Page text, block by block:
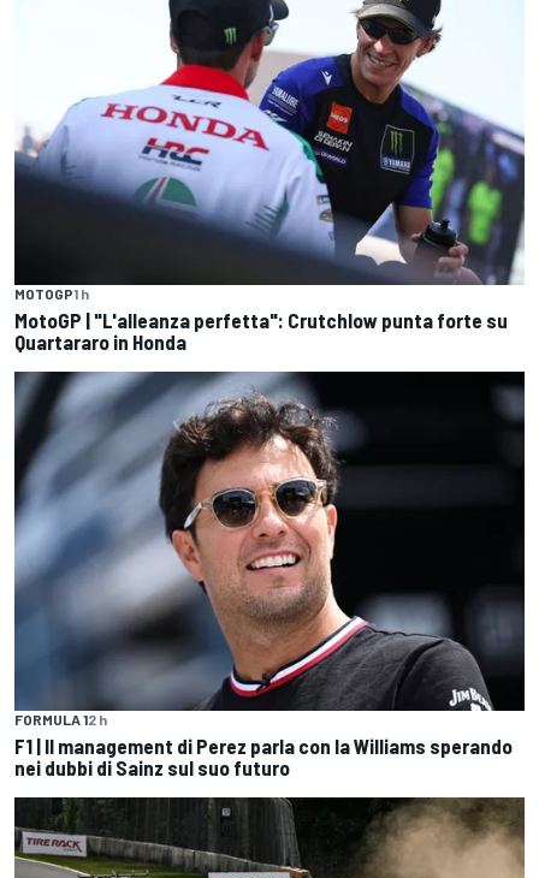
MOTOGP1 h
MotoGP | "L'alleanza perfetta": Crutchlow punta forte su
Quartararo in Honda
FORMULA 12 h
F1 | Il management di Perez parla con la Williams sperando
nei dubbi di Sainz sul suo futuro